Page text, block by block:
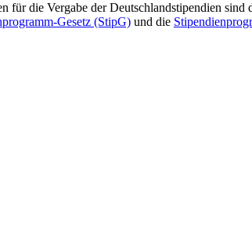
für die Vergabe der Deutschlandstipendien
Gesetz (StipG)und die